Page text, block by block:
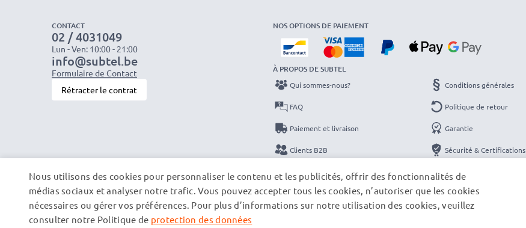
CONTACT
02 / 4031049
Lun - Ven: 10:00 - 21:00
info@subtel.be
Formulaire de Contact
Rétracter le contrat
NOS OPTIONS DE PAIEMENT
À PROPOS DE SUBTEL
Qui sommes-nous?
FAQ
Paiement et livraison
Clients B2B
Catalogues
Contact
Conditions générales
Politique de retour
Garantie
Sécurité & Certifications
Protection des données
Mentions légales
Nous utilisons des cookies pour personnaliser le contenu et les publicités, offrir des fonctionnalités de
médias sociaux et analyser notre trafic. Vous pouvez accepter tous les cookies, n’autoriser que les cookies
nécessaires ou gérer vos préférences. Pour plus d’informations sur notre utilisation des cookies, veuillez
consulter notre Politique de protection des données